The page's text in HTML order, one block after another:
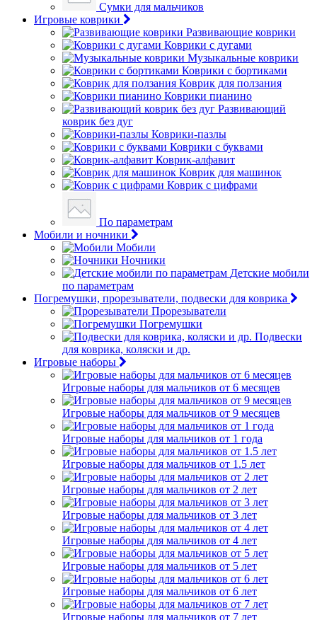
Сумки для мальчиков
Игровые коврики
Развивающие коврики
Коврики с дугами
Музыкальные коврики
Коврики с бортиками
Коврик для ползания
Коврики пианино
Развивающий
коврик без дуг
Коврики-пазлы
Коврики с буквами
Коврик-алфавит
Коврик для машинок
Коврик с цифрами
По параметрам
Мобили и ночники
Мобили
Ночники
Детские мобили
по параметрам
Погремушки, прорезыватели, подвески для коврика
Прорезыватели
Погремушки
Подвески
для коврика, коляски и др.
Игровые наборы
Игровые наборы для мальчиков от 6 месяцев
Игровые наборы для мальчиков от 9 месяцев
Игровые наборы для мальчиков от 1 года
Игровые наборы для мальчиков от 1.5 лет
Игровые наборы для мальчиков от 2 лет
Игровые наборы для мальчиков от 3 лет
Игровые наборы для мальчиков от 4 лет
Игровые наборы для мальчиков от 5 лет
Игровые наборы для мальчиков от 6 лет
Игровые наборы для мальчиков от 7 лет